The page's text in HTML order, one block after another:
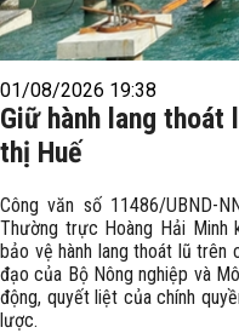
01/08/2026 19:38
Giữ hành lang
thị Huế
Công văn số 11486/UBND-
Thường trực Hoàng Hải Minh
bảo vệ hành lang thoát lũ
đạo của Bộ Nông nghiệp và
động, quyết liệt của chính
lược.